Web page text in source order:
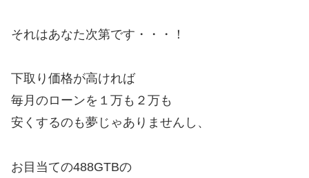
それはあなた次第です・・・！
下取り価格が高ければ
毎月のローンを１万も２万も
安くするのも夢じゃありませんし、
お目当ての488GTBの